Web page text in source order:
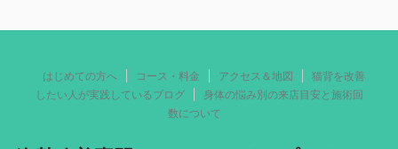
はじめての方へ コース・料金 アクセス＆地図
猫背を改善
したい人が実践しているブログ
身体の悩み別の来店目安と施術回
数について